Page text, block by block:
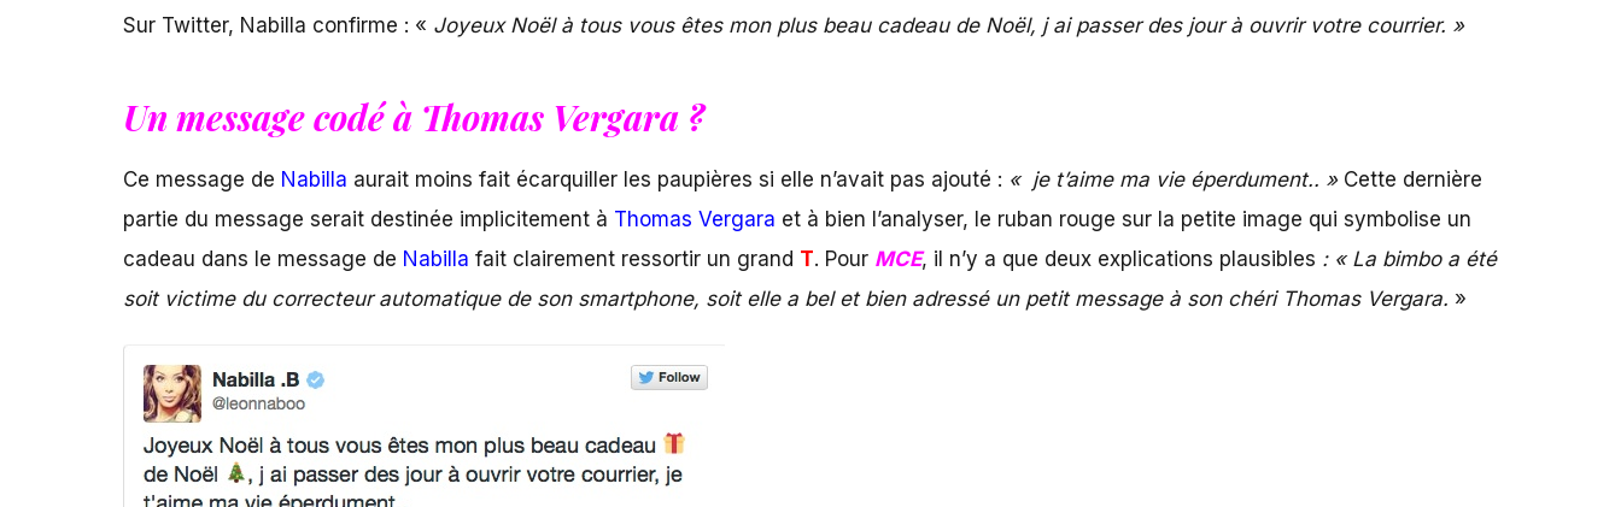
Sur Twitter, Nabilla confirme : « Joyeux Noël à tous vous êtes mon plus beau cadeau de Noël, j ai passer des jour à ouvrir votre courrier. »
Un message codé à Thomas Vergara ?
Ce message de Nabilla aurait moins fait écarquiller les paupières si elle n’avait pas ajouté : « je t’aime ma vie éperdument.. » Cette dernière
partie du message serait destinée implicitement à Thomas Vergara et à bien l’analyser, le ruban rouge sur la petite image qui symbolise un
cadeau dans le message de Nabilla fait clairement ressortir un grand T. Pour MCE, il n’y a que deux explications plausibles : « La bimbo a été
soit victime du correcteur automatique de son smartphone, soit elle a bel et bien adressé un petit message à son chéri Thomas Vergara. »